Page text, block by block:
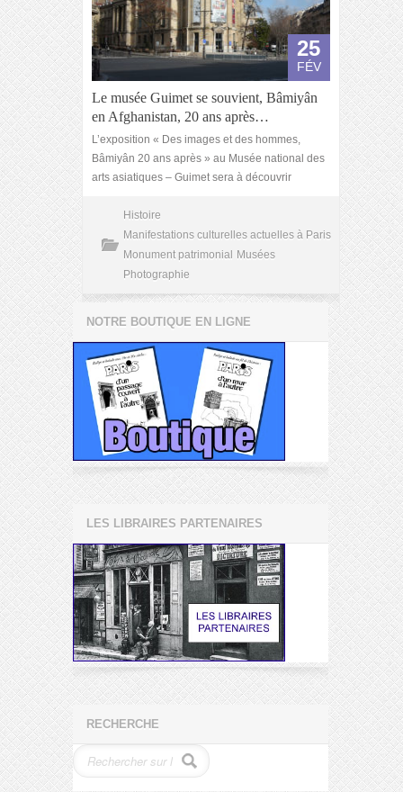
25
FÉV
Le musée Guimet se souvient, Bâmiyân
en Afghanistan, 20 ans après…
L’exposition « Des images et des hommes,
Bâmiyân 20 ans après » au Musée national des
arts asiatiques – Guimet sera à découvrir
Histoire
Manifestations culturelles actuelles à Paris
Monument patrimonial
Musées
Photographie
NOTRE BOUTIQUE EN LIGNE
LES LIBRAIRES PARTENAIRES
RECHERCHE